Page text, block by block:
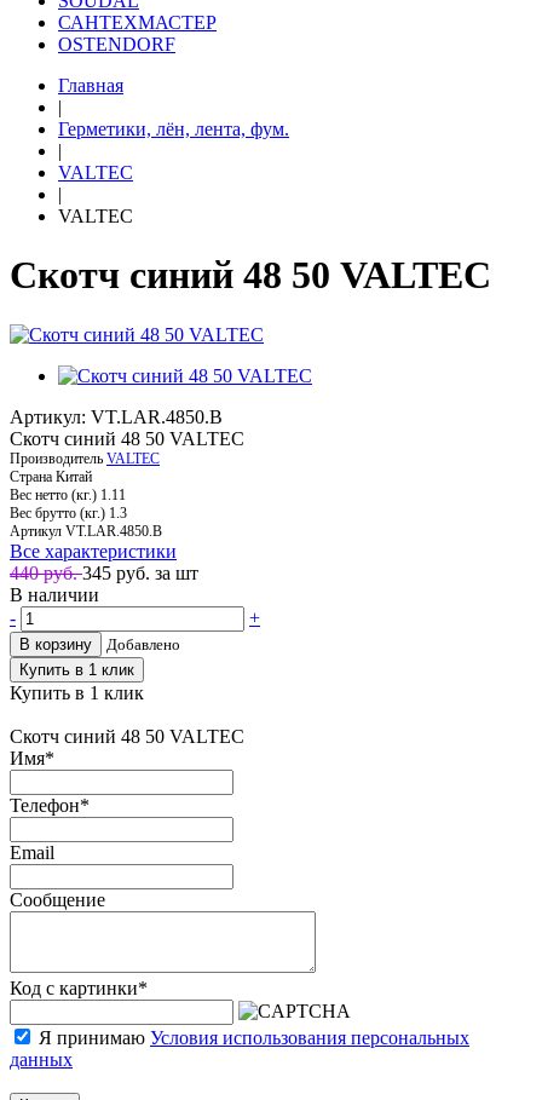
САНТЕХМАСТЕР
OSTENDORF
Главная
|
Герметики, лён, лента, фум.
|
VALTEC
|
VALTEC
Скотч синий 48 50 VALTEC
Артикул: VT.LAR.4850.B
Скотч синий 48 50 VALTEC
Производитель VALTEC
Страна Китай
Вес нетто (кг.) 1.11
Вес брутто (кг.) 1.3
Артикул VT.LAR.4850.B
Все характеристики
440 руб.345 руб. за шт
В наличии
-
+
В корзину
Добавлено
Купить в 1 клик
Купить в 1 клик
Скотч синий 48 50 VALTEC
Имя*
Телефон*
Email
Сообщение
Код с картинки*
Я принимаю Условия использования персональных
данных